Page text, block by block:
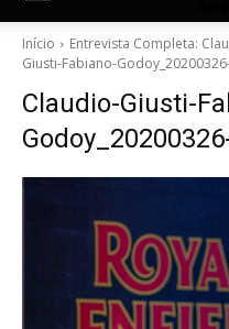
Início Entrevista Completa:
Giusti-Fabiano-
Claudio-Giusti-